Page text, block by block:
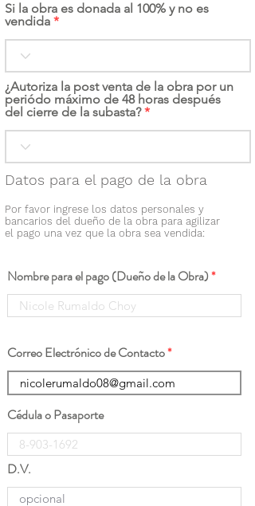
Si la obra es donada al 100% y no es
vendida
¿Autoriza la post venta de la obra por un
periódo máximo de 48 horas después
del cierre de la subasta?
Datos para el pago de la obra
Por favor ingrese los datos personales y
bancarios del dueño de la obra para agilizar
el pago una vez que la obra sea vendida:
Nombre para el pago (Dueño de la Obra)
Correo Electrónico de Contacto
Cédula o Pasaporte
D.V.